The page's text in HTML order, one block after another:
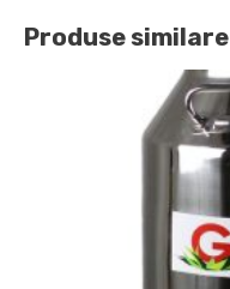
Produse similare